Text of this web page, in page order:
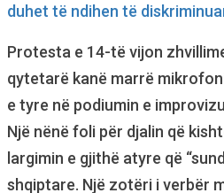
duhet të ndihen të
Protesta e 14-të vijon
qytetarë kanë marrë
e tyre në podiumin e
Një nënë foli për djalin që
largimin e gjithë atyre që
shqiptare. Një zotëri i verbër